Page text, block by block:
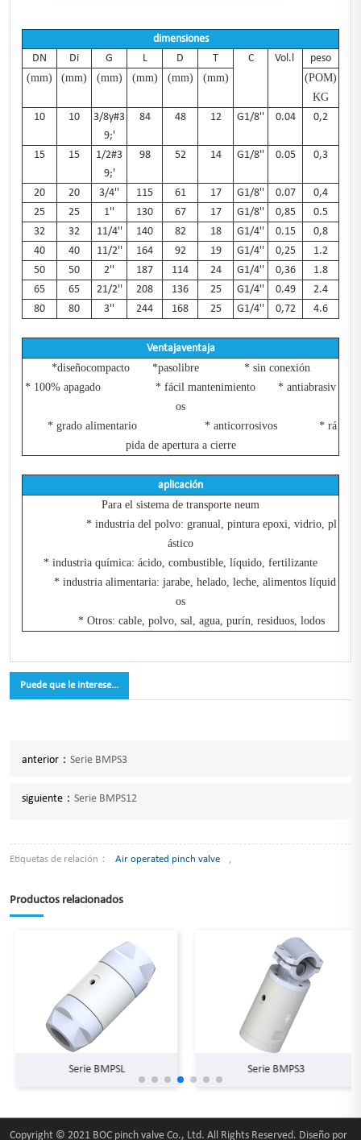
dimensiones
DN
Di G L D T C Vol.l
peso
(mm)
(mm) (mm) (mm) (mm) (mm) (POM)
KG
10
10
3/8y#3
9;'
84 48 12 G1/8'' 0.04 0,2
15 15
1/2#3
9;'
98 52 14 G1/8'' 0.05 0,3
20 20 3/4'' 115 61 17 G1/8'' 0.07
0,4
25
25 1'' 130 67 17 G1/8'' 0,85
0.5
32
32 11/4'' 140 82 18 G1/4'' 0.15
0,8
40
40 11/2'' 164 92 19 G1/4'' 0,25
1.2
50
50 2'' 187 114 24 G1/4'' 0,36
1.8
65
65 21/2'' 208 136 25 G1/4'' 0.49
2.4
80
80 3'' 244 168 25 G1/4'' 0,72 4.6
Ventajaventaja
*diseñocompacto *pasolibre * sin conexión
* 100% apagado * fácil mantenimiento * antiabrasiv
os
* grado alimentario * anticorrosivos * rá
pida de apertura a cierre
aplicación
Para el sistema de transporte neum
* industria del polvo: granual, pintura epoxi, vidrio, pl
ástico
* industria química: ácido, combustible, líquido, fertilizante
* industria alimentaria: jarabe, helado, leche, alimentos líquid
os
* Otros: cable, polvo, sal, agua, purín, residuos, lodos
Puede que le interese...
anterior： Serie BMPS3
siguiente： Serie BMPS12
Etiquetas de relación： Air operated pinch valve ,
Productos relacionados
Serie BMPSL Serie BMPS3
Copyright © 2021 BOC pinch valve Co., Ltd. All Rights Reserved. Diseño por